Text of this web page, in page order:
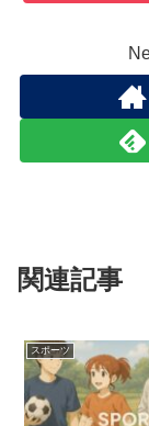
関連記事
スポーツ